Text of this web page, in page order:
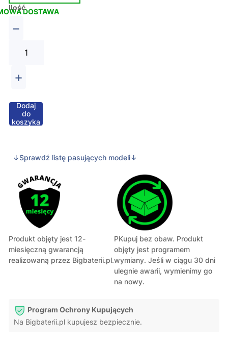
DOSTAWA
Ilość
−
+
Dodaj
do
koszyka
↓Sprawdź listę pasujących modeli↓
Produkt objęty jest 12-
miesięczną gwarancją
realizowaną przez Bigbaterii.pl.
PKupuj bez obaw. Produkt
objęty jest programem
wymiany. Jeśli w ciągu 30 dni
ulegnie awarii, wymienimy go
na nowy.
Program Ochrony Kupujących
Na Bigbaterii.pl kupujesz bezpiecznie.